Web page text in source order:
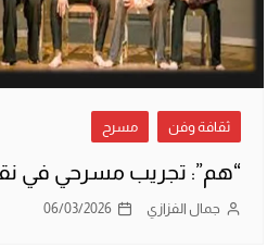
ثقافة وفن مسرح
“هم”: تجريب مسرحي في
جمال الفزازي 06/03/2026